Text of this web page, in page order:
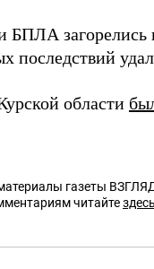
БПЛА
последствий
области
газеты
читайтездесь